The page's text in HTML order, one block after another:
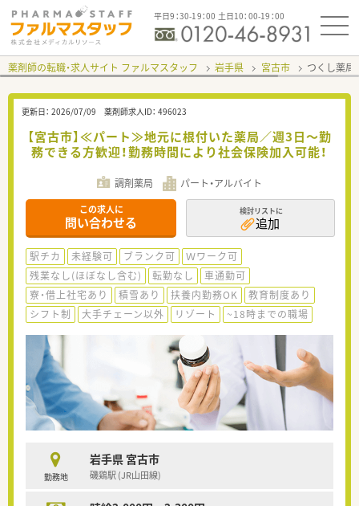
平日9：30-19：00 土日10：00-19：00
薬剤師の転職・求人サイト ファルマスタッフ 岩手県 宮古市 つくし薬
更新日： 2026/07/09 薬剤師求人ID： 496023
【宮古市】≪パート≫地元に根付いた薬局／週3日～勤
務できる方歓迎！勤務時間により社会保険加入可能！
調剤薬局 パート・アルバイト
この求人に
問い合わせる
検討リストに
追加
駅チカ 未経験可 ブランク可
Ｗワーク可
残業なし(ほぼなし含む)
転勤なし
車通勤可
寮・借上社宅あり
積雪あり 扶養内勤務OK
教育制度あり
シフト制
大手チェーン以外 リゾート ~18時までの職場
勤務地
岩手県 宮古市
磯鶏駅 (JR山田線)